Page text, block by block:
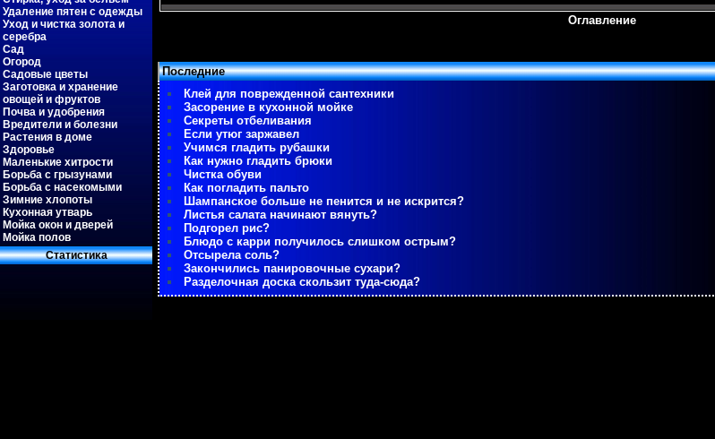
Удаление пятен с одежды
Уход и чистка золота и
серебра
Сад
Огород
Садовые цветы
Заготовка и хранение
овощей и фруктов
Почва и удобрения
Вредители и болезни
Растения в доме
Здоровье
Маленькие хитрости
Борьба с грызунами
Борьба с насекомыми
Зимние хлопоты
Кухонная утварь
Мойка окон и дверей
Мойка полов
Статистиκа
Оглавление
Последние
Клей для поврежденной сантехники
Засорение в кухонной мойке
Секреты отбеливания
Если утюг заржавел
Учимся гладить рубашки
Как нужно гладить брюки
Чистка обуви
Как погладить пальто
Шампанское больше не пенится и не искрится?
Листья салата начинают вянуть?
Подгорел рис?
Блюдо с карри получилось слишком острым?
Отсырела соль?
Закончились панировочные сухари?
Разделочная доска скользит туда-сюда?